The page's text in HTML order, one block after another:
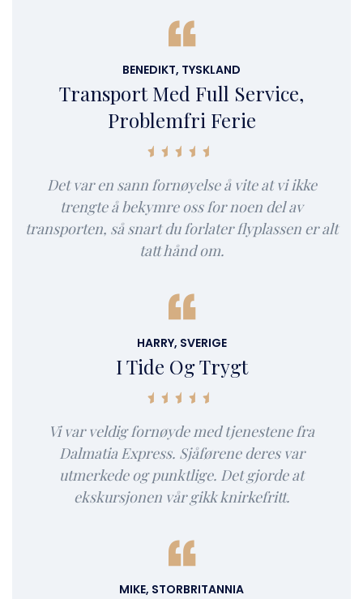
BENEDIKT, TYSKLAND
Transport Med Full Service,
Problemfri Ferie
Det var en sann fornøyelse å vite at vi ikke
trengte å bekymre oss for noen del av
transporten, så snart du forlater flyplassen er alt
tatt hånd om.
HARRY, SVERIGE
I Tide Og Trygt
Vi var veldig fornøyde med tjenestene fra
Dalmatia Express. Sjåførene deres var
utmerkede og punktlige. Det gjorde at
ekskursjonen vår gikk knirkefritt.
MIKE, STORBRITANNIA